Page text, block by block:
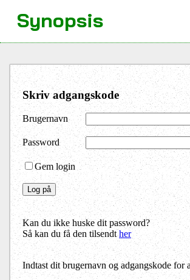
Skriv adgangskode
Brugernavn
Password
Gem login
Kan du ikke huske dit password?
Så kan du få den tilsendther
Indtast dit brugernavn og adgangskode for
Synopsis